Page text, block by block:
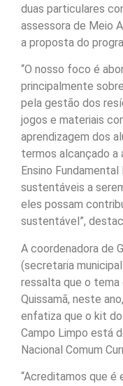
duas particulares
assessora de Meio
a proposta do
“O nosso foco é
principalmente
pela gestão dos
jogos e materiais
aprendizagem dos
termos alcançado a
Ensino
sustentáveis a
eles possam
sustentável”,
A coordenadora de
(secretaria
ressalta que o tema
Quissamã, neste
enfatiza que o kit
Campo Limpo está
Nacional Comum
“Acreditamos que é